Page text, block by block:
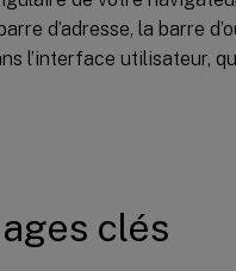
d’adresse, la barre
l’interface utilisateur,
clés